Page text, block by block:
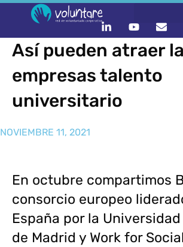
Así pueden atraer
empresas talento
universitario
NOVIEMBRE 11, 2021
En octubre compartimos
consorcio europeo
España por la
de Madrid y Work for